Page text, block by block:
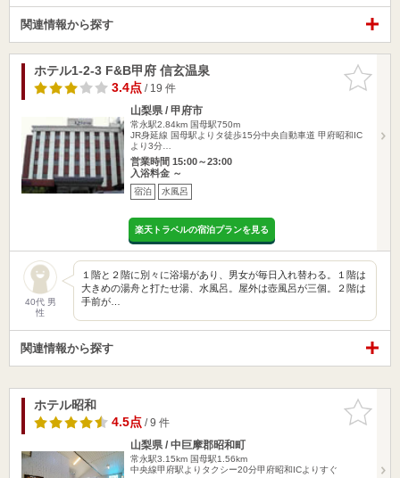
関連情報から探す
お気に入
りに追加
ホテル1-2-3 F&B甲府 信玄温泉
3.4点/ 19 件
山梨県 / 甲府市
常永駅2.84km 国母駅750m
JR身延線 国母駅よりタ徒歩15分中央自動車道 甲府昭和IC
より3分…
営業時間 15:00～23:00
入浴料金 ～
宿泊 水風呂
楽天トラベルの宿泊プランを見る
40代 男
性
１階と２階に別々に浴場があり、男女が毎日入れ替わる。１階は
大きめの湯舟と打たせ湯、水風呂。屋外は壺風呂が三個。２階は
手前が…
関連情報から探す
お気に入
りに追加
ホテル昭和
4.5点/ 9 件
山梨県 / 中巨摩郡昭和町
常永駅3.15km 国母駅1.56km
中央線甲府駅よりタクシー20分甲府昭和ICよりすぐ